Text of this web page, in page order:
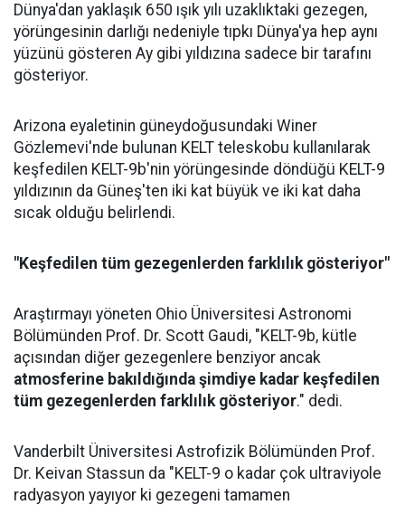
Dünya'dan yaklaşık 650 ışık yılı uzaklıktaki gezegen,
yörüngesinin darlığı nedeniyle tıpkı Dünya'ya hep aynı
yüzünü gösteren Ay gibi yıldızına sadece bir tarafını
gösteriyor.
Arizona eyaletinin güneydoğusundaki Winer
Gözlemevi'nde bulunan KELT teleskobu kullanılarak
keşfedilen KELT-9b'nin yörüngesinde döndüğü KELT-9
yıldızının da Güneş'ten iki kat büyük ve iki kat daha
sıcak olduğu belirlendi.
"Keşfedilen tüm gezegenlerden farklılık gösteriyor"
Araştırmayı yöneten Ohio Üniversitesi Astronomi
Bölümünden Prof. Dr. Scott Gaudi, "KELT-9b, kütle
açısından diğer gezegenlere benziyor ancak
atmosferine bakıldığında şimdiye kadar keşfedilen
tüm gezegenlerden farklılık gösteriyor." dedi.
Vanderbilt Üniversitesi Astrofizik Bölümünden Prof.
Dr. Keivan Stassun da "KELT-9 o kadar çok ultraviyole
radyasyon yayıyor ki gezegeni tamamen